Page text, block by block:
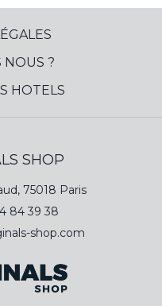
NOUS ?
HOTELS
SHOP
75018 Paris
84 39 38
shop.com